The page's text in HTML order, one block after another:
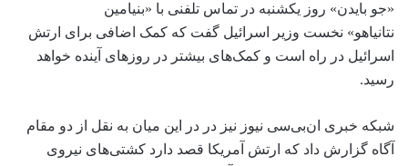
«جو بایدن» روز یکشنبه در تماس تلفنی با «بنیامین
نتانیاهو» نخست وزیر اسرائیل گفت که کمک اضافی برای ارتش
اسرائیل در راه است و کمک‌های بیشتر در روزهای آینده خواهد
رسید.
شبکه خبری ان‌بی‌سی نیوز نیز در در این میان به نقل از دو مقام
آگاه گزارش داد که ارتش آمریکا قصد دارد کشتی‌های نیروی